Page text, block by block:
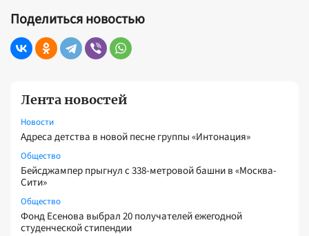
Лента новостей
Новости
Адреса детства в новой песне группы «Интонация»
Общество
Бейсджампер прыгнул с 338-метровой башни в «Москва-
Сити»
Общество
Фонд Есенова выбрал 20 получателей ежегодной
студенческой стипендии
Поделиться новостью